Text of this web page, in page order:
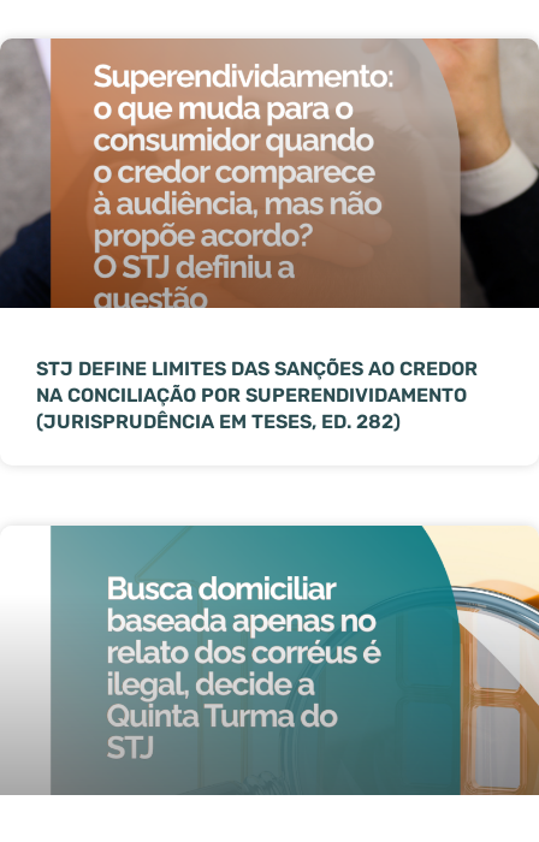
STJ DEFINE LIMITES DAS SANÇÕES AO CREDOR
NA CONCILIAÇÃO POR SUPERENDIVIDAMENTO
(JURISPRUDÊNCIA EM TESES, ED. 282)